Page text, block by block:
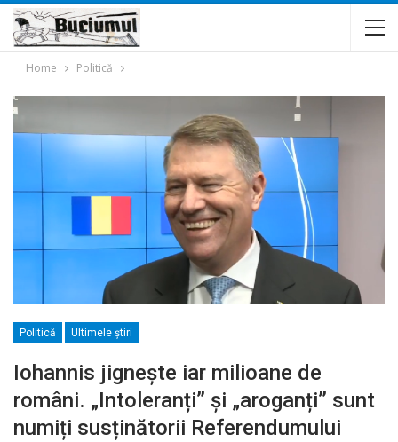
Home Politică
Politică Ultimele ştiri
Iohannis jignește iar milioane de
români. „Intoleranți” și „aroganți” sunt
numiți susținătorii Referendumului